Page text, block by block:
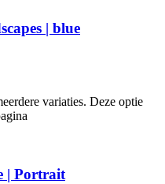
| blue
variaties. Deze optie
| Portrait